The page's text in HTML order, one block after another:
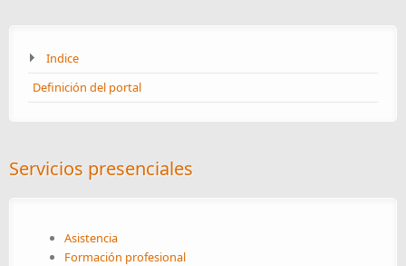
Indice
Definición del portal
Servicios presenciales
Asistencia
Formación profesional